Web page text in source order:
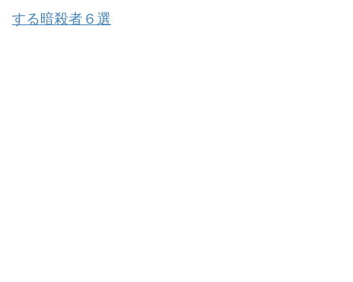
する暗殺者６選